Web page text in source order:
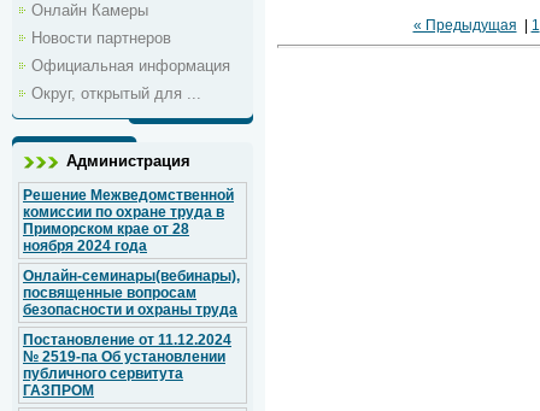
Онлайн Камеры
Новости партнеров
Официальная информация
Округ, открытый для ...
Администрация
Решение Межведомственной
комиссии по охране труда в
Приморском крае от 28
ноября 2024 года
Онлайн-семинары(вебинары),
посвященные вопросам
безопасности и охраны труда
Постановление от 11.12.2024
№ 2519-па Об установлении
публичного сервитута
ГАЗПРОМ
« Предыдущая 1